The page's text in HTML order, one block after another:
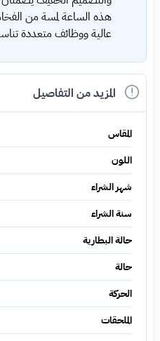
هذه الساعة لمسة من
عالية ووظائف متعددة
المزيد من التفاصيل
المقاس
اللون
شهر الشراء
سنة الشراء
حالة البطارية
حالة
الحركة
الملحقات